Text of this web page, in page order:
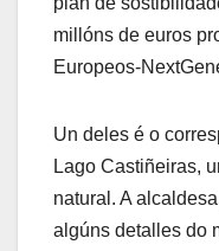
millóns de euros
Europeos-
Un deles é o
Lago Castiñeiras,
natural. A
algúns detalles do